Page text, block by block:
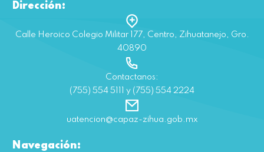
Dirección:
Calle Heroico Colegio Militar 177, Centro, Zihuatanejo, Gro.
40890
Contactanos:
(755) 554 5111 y (755) 554 2224
uatencion@capaz-zihua.gob.mx
Navegación: